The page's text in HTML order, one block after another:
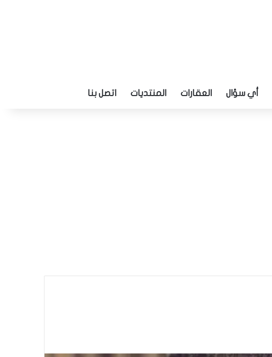
أي سؤال العقارات المنتديات اتصل بنا